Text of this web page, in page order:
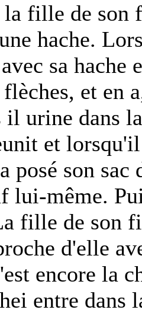
la fille de son
hache.
sa
et en
urine dans
et
posé son sac
lui-même.
fille de son
d'elle
encore la
entre dans